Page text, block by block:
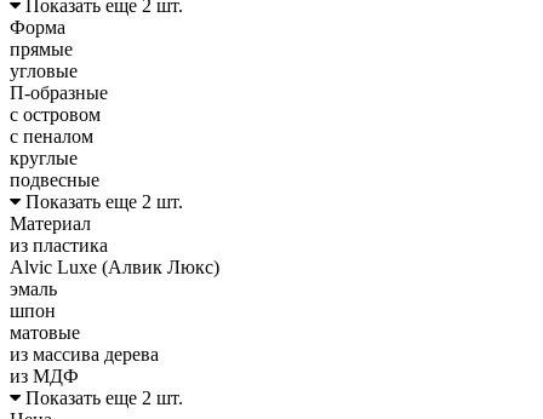
Показать еще 2 шт.
Форма
прямые
угловые
П-образные
с островом
с пеналом
круглые
подвесные
Показать еще 2 шт.
Материал
из пластика
Alvic Luxe (Алвик Люкс)
эмаль
шпон
матовые
из массива дерева
из МДФ
Показать еще 2 шт.